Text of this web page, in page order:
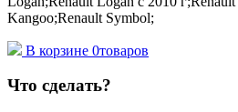
Kangoo;Renault Symbol;
В корзине 0товаров
Что сделать?